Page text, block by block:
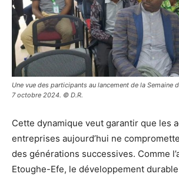
Une vue des participants au lancement de la Semaine
7 octobre 2024. © D.R.
Cette dynamique veut garantir que les
entreprises aujourd’hui ne
des générations successives. Comme
Etoughe-Efe, le développement